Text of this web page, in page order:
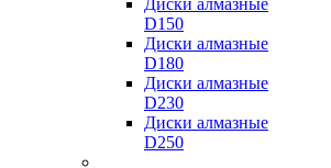
Диски алмазные
D150
Диски алмазные
D180
Диски алмазные
D230
Диски алмазные
D250